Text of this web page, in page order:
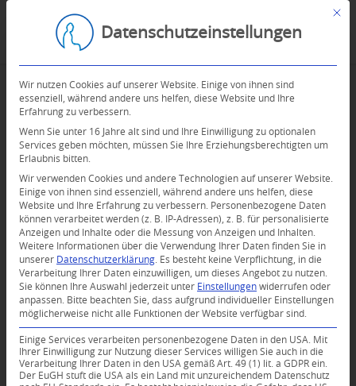
Mit
Datenschutzeinstellungen
Wir nutzen Cookies auf unserer Website. Einige von ihnen sind
essenziell, während andere uns helfen, diese Website und Ihre
Erfahrung zu verbessern.
Wenn Sie unter 16 Jahre alt sind und Ihre Einwilligung zu optionalen
Services geben möchten, müssen Sie Ihre Erziehungsberechtigten um
Erlaubnis bitten.
Wir verwenden Cookies und andere Technologien auf unserer Website.
Einige von ihnen sind essenziell, während andere uns helfen, diese
Website und Ihre Erfahrung zu verbessern.
Personenbezogene Daten
können verarbeitet werden (z. B. IP-Adressen), z. B. für personalisierte
Anzeigen und Inhalte oder die Messung von Anzeigen und Inhalten.
Weitere Informationen über die Verwendung Ihrer Daten finden Sie in
unserer Datenschutzerklärung
Es besteht keine Verpflichtung, in die
Verarbeitung Ihrer Daten einzuwilligen, um dieses Angebot zu nutzen.
Sie können Ihre Auswahl jederzeit unter Einstellungen widerrufen oder
anpassen.
Bitte beachten Sie, dass aufgrund individueller Einstellungen
möglicherweise nicht alle Funktionen der Website verfügbar sind.
Einige Services verarbeiten personenbezogene Daten in den USA. Mit
Ihrer Einwilligung zur Nutzung dieser Services willigen Sie auch in die
Verarbeitung Ihrer Daten in den USA gemäß Art. 49 (1) lit. a GDPR ein.
Der EuGH stuft die USA als ein Land mit unzureichendem Datenschutz